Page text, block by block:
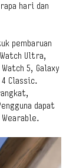
hari dan
pembaruan
Ultra,
5, Galaxy
4 Classic.
dapat